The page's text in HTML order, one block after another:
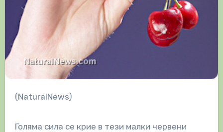
(NaturalNews)
Голяма сила се крие в тези малки червени